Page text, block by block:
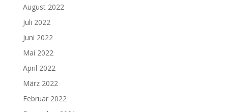
August 2022
Juli 2022
Juni 2022
Mai 2022
April 2022
März 2022
Februar 2022